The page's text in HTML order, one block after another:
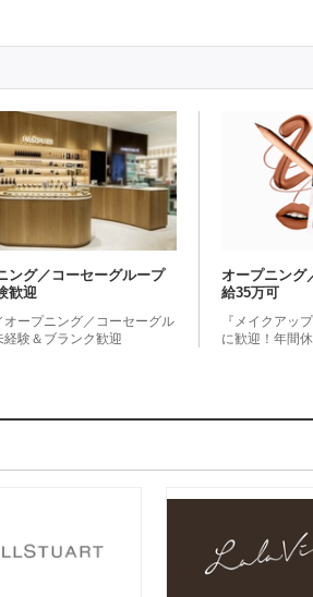
ング／コーセーグループ
歓迎
オープニング／コーセーグル
経験＆ブランク歓迎
オープニング
給35万可
『メイクアッ
に歓迎！年間